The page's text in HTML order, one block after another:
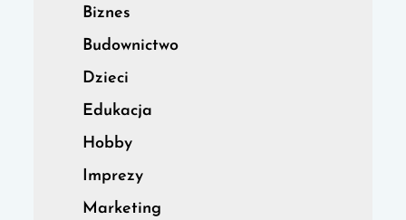
Biznes
Budownictwo
Dzieci
Edukacja
Hobby
Imprezy
Marketing